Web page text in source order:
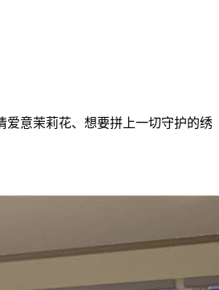
爱意茉莉花、想要拼上一切守护的绣